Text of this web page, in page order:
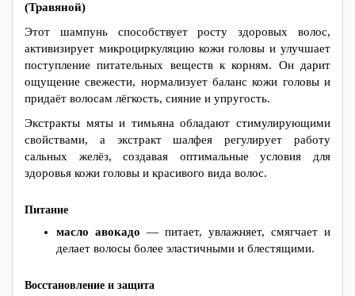
(Травяной)
Этот шампунь способствует росту здоровых волос,
активизирует микроциркуляцию кожи головы и улучшает
поступление питательных веществ к корням. Он дарит
ощущение свежести, нормализует баланс кожи головы и
придаёт волосам лёгкость, сияние и упругость.
Экстракты мяты и тимьяна обладают стимулирующими
свойствами, а экстракт шалфея регулирует работу
сальных желёз, создавая оптимальные условия для
здоровья кожи головы и красивого вида волос.
Питание
масло авокадо — питает, увлажняет, смягчает и
делает волосы более эластичными и блестящими.
Восстановление и защита